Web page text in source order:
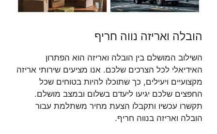
הובלה ואריזה נווה חריף
השילוב המושלם בין הובלה ואריזה הוא הפתרון
האידיאלי לכל הצרכים שלכם. אנו מציעים שירותי אריזה
מקצועיים ויעילים, כך שתוכלו להיות בטוחים שכל
החפצים שלכם יגיעו ליעדם בשלום ובמצב מושלם.
תקשרו עכשיו ותקבלו הצעת מחיר משתלמת עבור
הובלה ואריזה בנווה חריף.